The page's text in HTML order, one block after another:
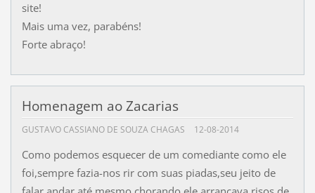
site!
Mais uma vez, parabéns!
Forte abraço!
Homenagem ao Zacarias
GUSTAVO CASSIANO DE SOUZA CHAGAS 12-08-2014
Como podemos esquecer de um comediante como ele
foi,sempre fazia-nos rir com suas piadas,seu jeito de